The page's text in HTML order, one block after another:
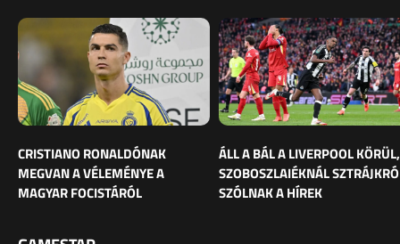
CRISTIANO RONALDÓNAK
MEGVAN A VÉLEMÉNYE A
MAGYAR FOCISTÁRÓL
ÁLL A BÁL A LIVERPOOL KÖRÜL,
SZOBOSZLAIÉKNÁL
SZÓLNAK A HÍREK